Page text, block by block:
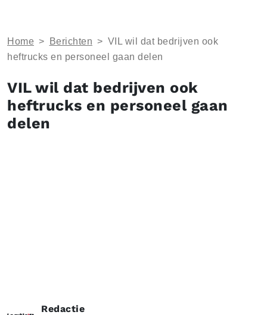
Home > Berichten > VIL wil dat bedrijven ook
heftrucks en personeel gaan delen
VIL wil dat bedrijven ook
heftrucks en personeel gaan
delen
Redactie